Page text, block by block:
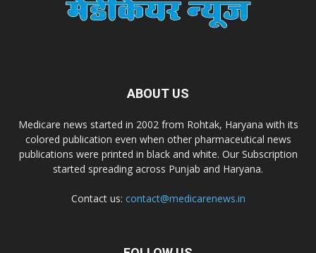
Dr. Madhukar Pharmaceuticals (P) Ltd
Dr. Alson Laboratories Private Limited
Domagk Smith Labs Pvt Ltd
ABOUT US
Medicare news started in 2002 from Rohtak, Haryana with its
colored publication even when other pharmaceutical news
publications were printed in black and white. Our Subscription
started spreading across Punjab and Haryana.
Contact us: contact@medicarenews.in